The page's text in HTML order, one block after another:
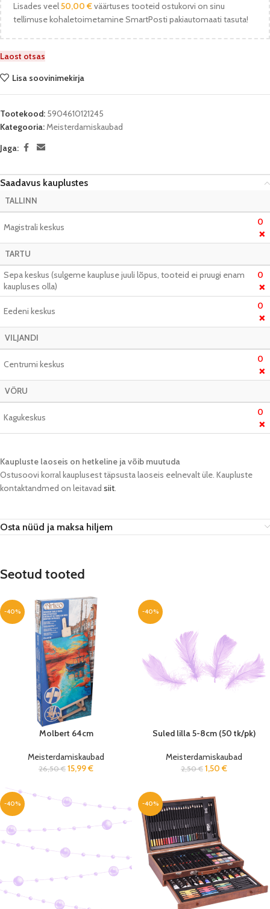
Lisades veel50,00 €väärtuses tooteid ostukorvi on sinu
tellimuse kohaletoimetamine SmartPosti pakiautomaati tasuta!
Laost otsas
Lisa soovinimekirja
Tootekood: 5904610121245
Kategooria:Meisterdamiskaubad
Jaga:
Saadavus kauplustes
TALLINN
Magistrali keskus 0
❌
TARTU
Sepa keskus (sulgeme kaupluse juuli lõpus, tooteid ei pruugi enam
kaupluses olla)
0
❌
Eedeni keskus 0
❌
VILJANDI
Centrumi keskus 0
❌
VÕRU
Kagukeskus 0
❌
Kaupluste laoseis on hetkeline ja võib muutuda​
Ostusoovi korral kauplusest täpsusta laoseis eelnevalt üle. Kaupluste
kontaktandmed on leitavad siit.
Osta nüüd ja maksa hiljem
Seotud tooted
-40%
Molbert 64cm
Meisterdamiskaubad
26,50€ 15,99€
-40%
Suled lilla 5-8cm (50 tk/pk)
Meisterdamiskaubad
2,50€ 1,50 €
-40% -40%